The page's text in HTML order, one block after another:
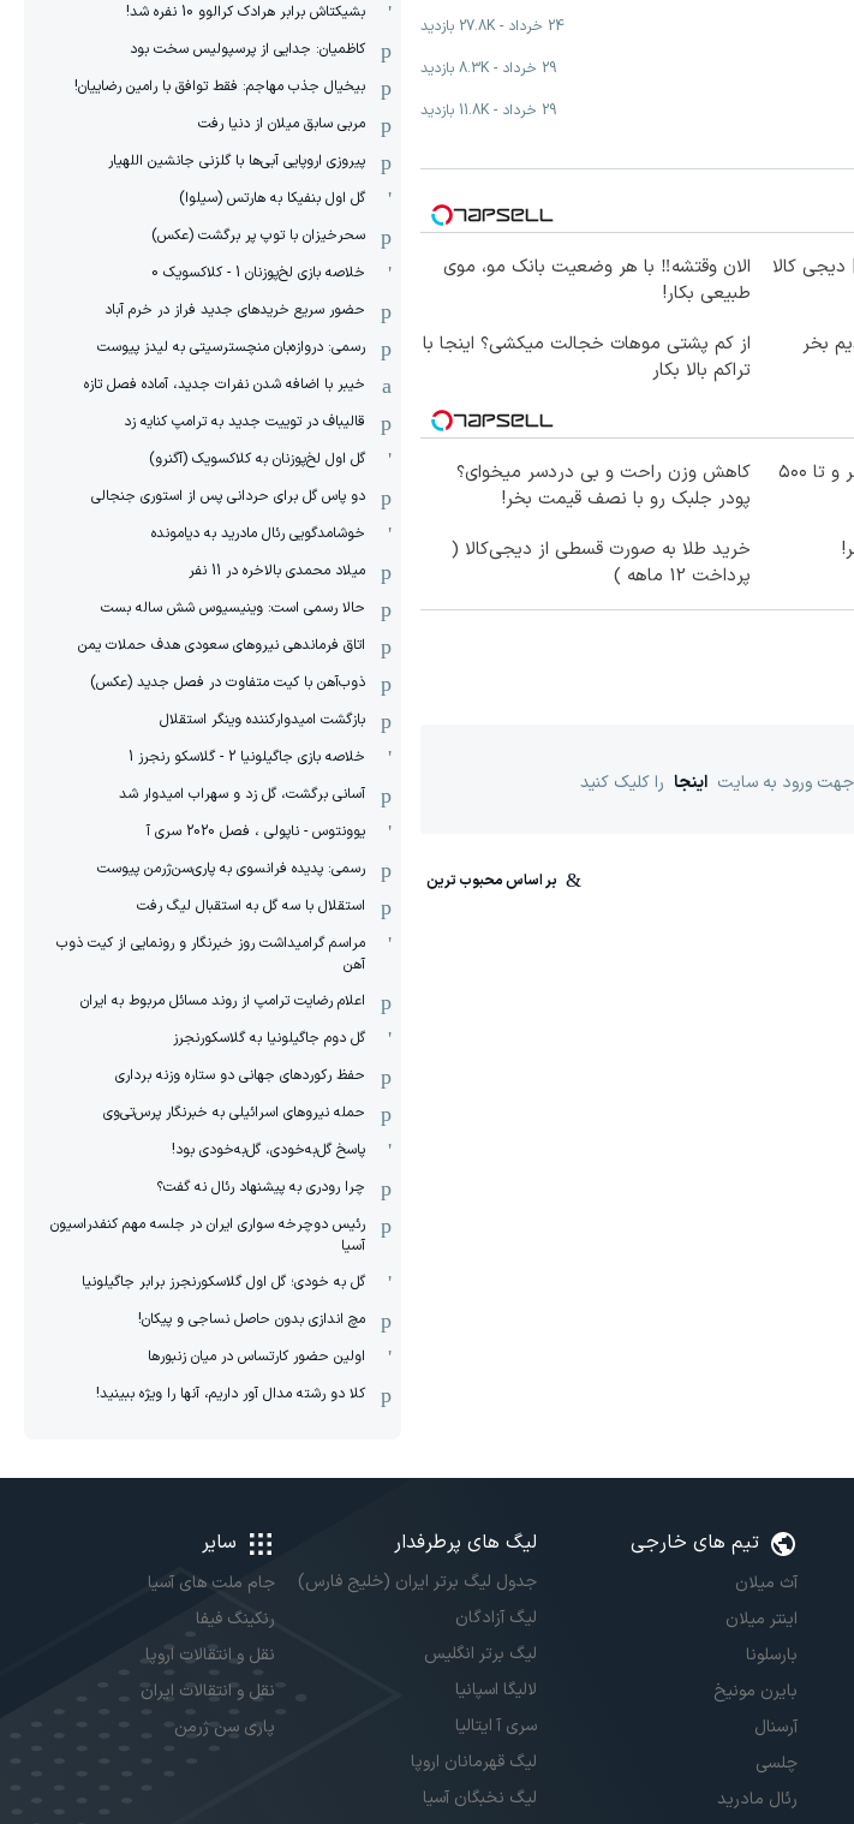
24 خرداد -
27.8K بازدید
29 خرداد -
8.3K بازدید
29 خرداد -
11.8K بازدید
دیجی کالا
الان وقتشه‼️ با هر وضعیت بانک مو، موی
طبیعی بکار!
بخر
از کم پشتی موهات خجالت میکشی؟ اینجا با
تراکم بالا بکار
معاملات جهانی طلا با اسپرد صفر و تا ۵۰۰
کاهش وزن راحت و بی دردسر میخوای؟
پودر جلبک رو با نصف قیمت بخر!
خرید طلا به صورت قسطی از دیجی‌کالا (
پرداخت 12 ماهه )
جهت ورود به سایت اینجا را کلیک کنید
بشیکتاش برابر هرادک کرالوو 10 نفره شد!
کاظمیان: جدایی از پرسپولیس سخت بود
بیخیال جذب مهاجم: فقط توافق با رامین رضاییان!
مربی سابق میلان از دنیا رفت
پیروزی اروپایی آبی‌ها با گلزنی جانشین اللهیار
گل اول بنفیکا به هارتس (سیلوا)
سحرخیزان با توپ پر برگشت (عکس)
خلاصه بازی لخ‌پوزنان 1 - کلاکسویک 0
حضور سریع خریدهای جدید فراز در خرم آباد
رسمی: دروازه‌بان منچسترسیتی به لیدز پیوست
خیبر با اضافه شدن نفرات جدید، آماده فصل تازه
قالیباف در توییت جدید به ترامپ کنایه زد
گل اول لخ‌پوزنان به کلاکسویک (آگنرو)
دو پاس گل برای حردانی پس از استوری جنجالی
خوشامدگویی رئال مادرید به دیامونده
میلاد محمدی بالاخره در 11 نفر
حالا رسمی است: وینیسیوس شش ساله بست
اتاق فرماندهی نیروهای سعودی هدف حملات یمن
ذوب‌آهن با کیت متفاوت در فصل جدید (عکس)
بازگشت امیدوارکننده وینگر استقلال
خلاصه بازی جاگیلونیا 2 - گلاسکو رنجرز 1
آسانی برگشت، گل زد و سهراب امیدوار شد
یوونتوس - ناپولی ، فصل 2020 سری آ
رسمی: پدیده فرانسوی به پاری‌سن‌ژرمن پیوست
استقلال با سه گل به استقبال لیگ رفت
مراسم گرامیداشت روز خبرنگار و رونمایی از کیت ذوب
آهن
اعلام رضایت ترامپ از روند مسائل مربوط به ایران
گل دوم جاگیلونیا به گلاسکورنجرز
حفظ رکوردهای جهانی دو ستاره وزنه برداری
حمله نیروهای اسرائیلی به خبرنگار پرس‌تی‌وی
پاسخ گل‌به‌خودی، گل‌به‌خودی بود!
چرا رودری به پیشنهاد رئال نه گفت؟
رئیس دوچرخه سواری ایران در جلسه مهم کنفدراسیون
آسیا
گل به خودی؛ گل اول گلاسکورنجرز برابر جاگیلونیا
مچ اندازی بدون حاصل نساجی و پیکان!
اولین حضور کارتساس در میان زنبورها
کلا دو‌ رشته مدال آور داریم، آنها را ویژه ببینید!
تیم های خارجی
آث میلان
اینتر میلان
بارسلونا
بایرن مونیخ
آرسنال
چلسی
رئال مادرید
لیگ های پرطرفدار
جدول لیگ برتر ایران (خلیج فارس)
لیگ آزادگان
لیگ برتر انگلیس
لالیگا اسپانیا
سری آ ایتالیا
لیگ قهرمانان اروپا
لیگ نخبگان آسیا
سایر
جام ملت های آسیا
رنکینگ فیفا
نقل و انتقالات اروپا
نقل و انتقالات ایران
پاری سن ژرمن